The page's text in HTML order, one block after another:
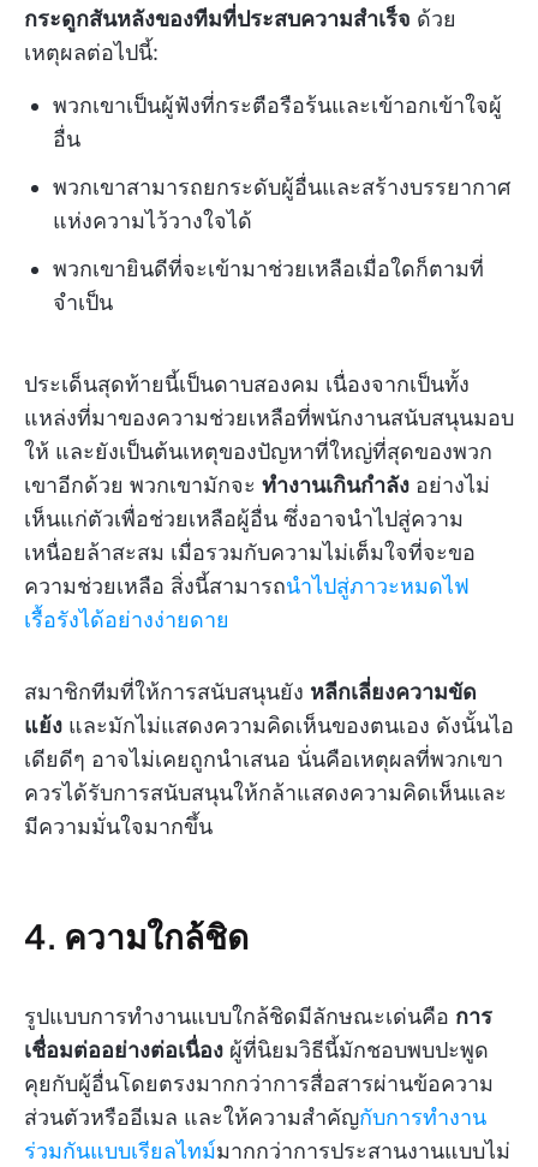
กระดูกสันหลังของทีมที่ประสบความสำเร็จ ด้วย
เหตุผลต่อไปนี้:
พวกเขาเป็นผู้ฟังที่กระตือรือร้นและเข้าอกเข้าใจผู้
อื่น
พวกเขาสามารถยกระดับผู้อื่นและสร้างบรรยากาศ
แห่งความไว้วางใจได้
พวกเขายินดีที่จะเข้ามาช่วยเหลือเมื่อใดก็ตามที่
จำเป็น
ประเด็นสุดท้ายนี้เป็นดาบสองคม เนื่องจากเป็นทั้ง
แหล่งที่มาของความช่วยเหลือที่พนักงานสนับสนุนมอบ
ให้ และยังเป็นต้นเหตุของปัญหาที่ใหญ่ที่สุดของพวก
เขาอีกด้วย พวกเขามักจะ ทำงานเกินกำลัง อย่างไม่
เห็นแก่ตัวเพื่อช่วยเหลือผู้อื่น ซึ่งอาจนำไปสู่ความ
เหนื่อยล้าสะสม เมื่อรวมกับความไม่เต็มใจที่จะขอ
ความช่วยเหลือ สิ่งนี้สามารถนำไปสู่ภาวะหมดไฟ
เรื้อรังได้อย่างง่ายดาย
สมาชิกทีมที่ให้การสนับสนุนยัง หลีกเลี่ยงความขัด
แย้ง และมักไม่แสดงความคิดเห็นของตนเอง ดังนั้นไอ
เดียดีๆ อาจไม่เคยถูกนำเสนอ นั่นคือเหตุผลที่พวกเขา
ควรได้รับการสนับสนุนให้กล้าแสดงความคิดเห็นและ
มีความมั่นใจมากขึ้น
4. ความใกล้ชิด
รูปแบบการทำงานแบบใกล้ชิดมีลักษณะเด่นคือ การ
เชื่อมต่ออย่างต่อเนื่อง ผู้ที่นิยมวิธีนี้มักชอบพบปะพูด
คุยกับผู้อื่นโดยตรงมากกว่าการสื่อสารผ่านข้อความ
ส่วนตัวหรืออีเมล และให้ความสำคัญกับการทำงาน
ร่วมกันแบบเรียลไทม์มากกว่าการประสานงานแบบไม่